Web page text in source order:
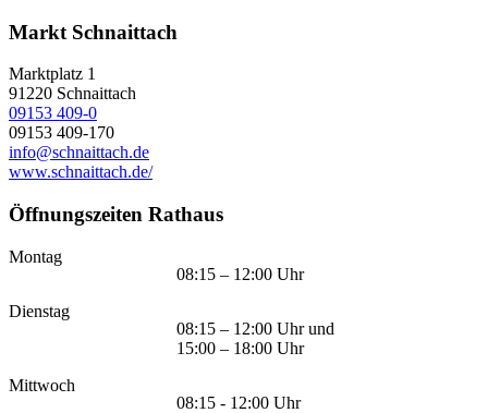
Markt Schnaittach
Marktplatz 1
91220 Schnaittach
09153 409-0
09153 409-170
info@schnaittach.de
www.schnaittach.de/
Öffnungszeiten Rathaus
Montag
08:15 – 12:00 Uhr
Dienstag
08:15 – 12:00 Uhr und
15:00 – 18:00 Uhr
Mittwoch
08:15 - 12:00 Uhr